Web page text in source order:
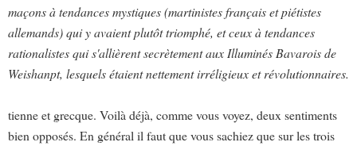
maçons à tendances mystiques (martinistes français et piétistes
allemands) qui y avaient plutôt triomphé, et ceux à tendances
rationalistes qui s'allièrent secrètement aux Illuminés Bavarois de
Weishanpt, lesquels étaient nettement irréligieux et révolutionnaires.
tienne et grecque. Voilà déjà, comme vous voyez, deux sentiments
bien opposés. En général il faut que vous sachiez que sur les trois